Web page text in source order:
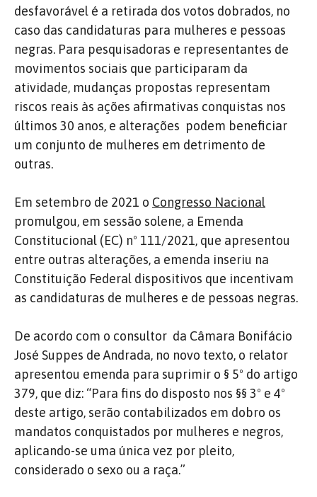
desfavorável é a retirada dos votos dobrados, no
caso das candidaturas para mulheres e pessoas
negras. Para pesquisadoras e representantes de
movimentos sociais que participaram da
atividade, mudanças propostas representam
riscos reais às ações afirmativas conquistas nos
últimos 30 anos, e alterações podem beneficiar
um conjunto de mulheres em detrimento de
outras.
Em setembro de 2021 o Congresso Nacional
promulgou, em sessão solene, a Emenda
Constitucional (EC) nº 111/2021, que apresentou
entre outras alterações, a emenda inseriu na
Constituição Federal dispositivos que incentivam
as candidaturas de mulheres e de pessoas negras.
De acordo com o consultor da Câmara Bonifácio
José Suppes de Andrada, no novo texto, o relator
apresentou emenda para suprimir o § 5º do artigo
379, que diz: “Para fins do disposto nos §§ 3º e 4º
deste artigo, serão contabilizados em dobro os
mandatos conquistados por mulheres e negros,
aplicando-se uma única vez por pleito,
considerado o sexo ou a raça.”